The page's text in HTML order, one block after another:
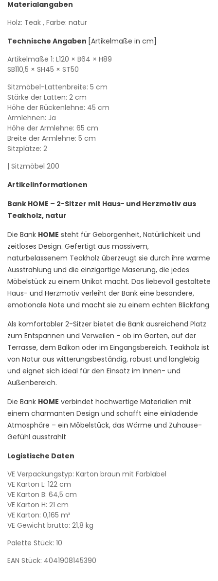
Materialangaben
Holz: Teak , Farbe: natur
Technische Angaben [Artikelmaße in cm]
Artikelmaße 1: L120 × B64 × H89
SB110,5 × SH45 × ST50
Sitzmöbel-Lattenbreite: 5 cm
Stärke der Latten: 2 cm
Höhe der Rückenlehne: 45 cm
Armlehnen: Ja
Höhe der Armlehne: 65 cm
Breite der Armlehne: 5 cm
Sitzplätze: 2
| Sitzmöbel 200
Artikelinformationen
Bank HOME – 2-Sitzer mit Haus- und Herzmotiv aus
Teakholz, natur
Die Bank HOME steht für Geborgenheit, Natürlichkeit und
zeitloses Design. Gefertigt aus massivem,
naturbelassenem Teakholz überzeugt sie durch ihre warme
Ausstrahlung und die einzigartige Maserung, die jedes
Möbelstück zu einem Unikat macht. Das liebevoll gestaltete
Haus- und Herzmotiv verleiht der Bank eine besondere,
emotionale Note und macht sie zu einem echten Blickfang.
Als komfortabler 2-Sitzer bietet die Bank ausreichend Platz
zum Entspannen und Verweilen – ob im Garten, auf der
Terrasse, dem Balkon oder im Eingangsbereich. Teakholz ist
von Natur aus witterungsbeständig, robust und langlebig
und eignet sich ideal für den Einsatz im Innen- und
Außenbereich.
Die Bank HOME verbindet hochwertige Materialien mit
einem charmanten Design und schafft eine einladende
Atmosphäre – ein Möbelstück, das Wärme und Zuhause-
Gefühl ausstrahlt
Logistische Daten
VE Verpackungstyp: Karton braun mit Farblabel
VE Karton L: 122 cm
VE Karton B: 64,5 cm
VE Karton H: 21 cm
VE Karton: 0,165 m³
VE Gewicht brutto: 21,8 kg
Palette Stück: 10
EAN Stück: 4041908145390